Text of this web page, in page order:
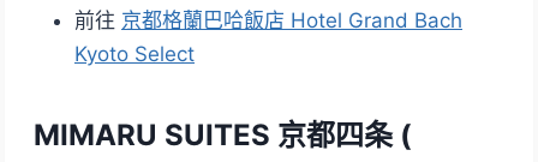
前往 京都格蘭巴哈飯店 Hotel Grand Bach
Kyoto Select
MIMARU SUITES 京都四条 (